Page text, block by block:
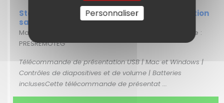
StarTech.com Télécommande de présentation
sans fil avec pointeur laser vert - 27 m
Marque : STARTECH | EAN : 0065030880367 | Référence :
PRESREMOTEG
Télécommande de présentation USB | Mac et Windows |
Contrôles de diapositives et de volume | Batteries
inclusesCette télécommande de présentat ...
Personnaliser